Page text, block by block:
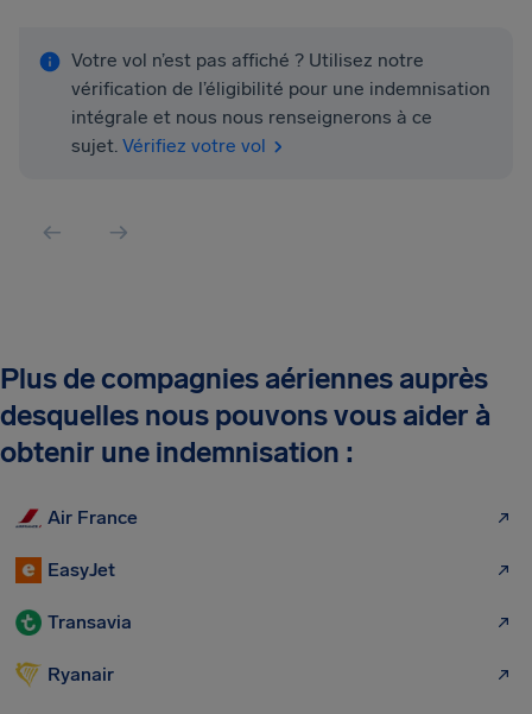
Votre vol n’est pas affiché ? Utilisez notre
vérification de l’éligibilité pour une indemnisation
intégrale et nous nous renseignerons à ce
sujet. Vérifiez votre vol
Plus de compagnies aériennes auprès
desquelles nous pouvons vous aider à
obtenir une indemnisation :
Air France
EasyJet
Transavia
Ryanair